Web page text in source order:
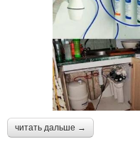
читать дальше →